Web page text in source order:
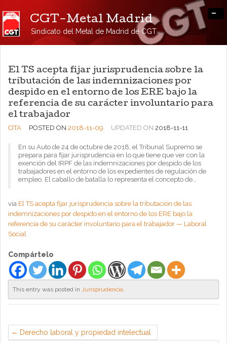
CGT-Metal Madrid
Sindicato del Metal de Madrid de CGT
-
El TS acepta fijar jurisprudencia sobre la
tributación de las indemnizaciones por
despido en el entorno de los ERE bajo la
referencia de su carácter involuntario para
el trabajador
CITA POSTED ON 2018-11-09 UPDATED ON 2018-11-11
En su Auto de 24 de octubre de 2018, el Tribunal Supremo se
prepara para fijar jurisprudencia en lo que tiene que ver con la
exención del IRPF de las indemnizaciones por despido de los
trabajadores en el entorno de los expedientes de regulación de
empleo. El caballo de batalla lo representa el concepto de…
via El TS acepta fijar jurisprudencia sobre la tributación de las
indemnizaciones por despido en el entorno de los ERE bajo la
referencia de su carácter involuntario para el trabajador — Laboral
Social
Compártelo
This entry was posted in Jurisprudencia.
Derecho laboral y propiedad intelectual